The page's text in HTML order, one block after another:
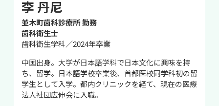
李 丹尼
並木町歯科診療所 勤務
歯科衛生士
歯科衛生学科／2024年卒業
中国出身。大学が日本語学科で日本文化に興味を持
ち、留学。日本語学校卒業後、首都医校同学科初の留
学生として入学。都内クリニックを経て、現在の医療
法人社団広伸会に入職。